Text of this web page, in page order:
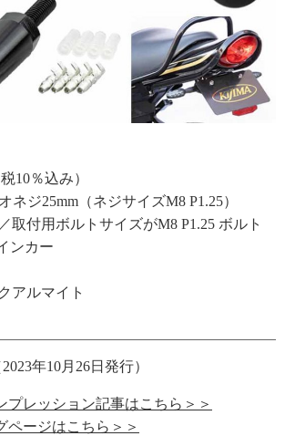
10％込み）
ネジ25mm（ネジサイズM8 P1.25）
／取付用ボルトサイズがM8 P1.25 ボルト
ンカー
アルマイト
年10月26日発行）
プレッション記事はこちら＞＞
ページはこちら＞＞